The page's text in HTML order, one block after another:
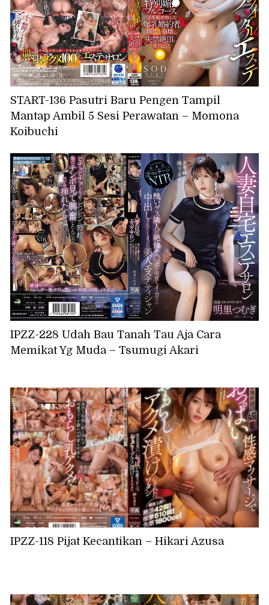
START-136 Pasutri Baru Pengen Tampil
Mantap Ambil 5 Sesi Perawatan – Momona
Koibuchi
IPZZ-228 Udah Bau Tanah Tau Aja Cara
Memikat Yg Muda – Tsumugi Akari
IPZZ-118 Pijat Kecantikan – Hikari Azusa